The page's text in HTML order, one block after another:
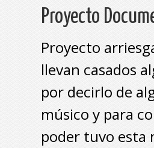
Proyecto
Proyecto
llevan casados
por decirlo de
músico y para
poder tuvo esta